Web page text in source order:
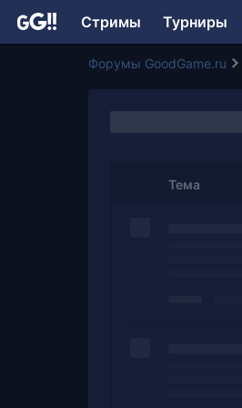
Стримы Турниры
Форумы GoodGame.ru
Тема